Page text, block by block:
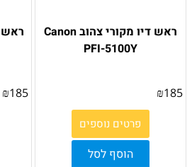
ראש דיו מקורי צהוב Canon
PFI-5100Y
₪185
פרטים נוספים
הוסף לסל
₪185